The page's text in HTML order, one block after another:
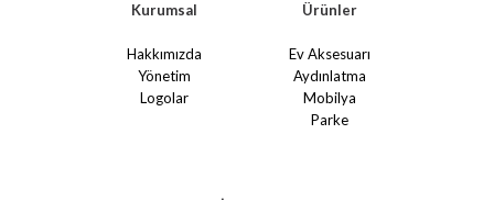
Kurumsal
Hakkımızda
Yönetim
Logolar
Ürünler
Ev Aksesuarı
Aydınlatma
Mobilya
Parke